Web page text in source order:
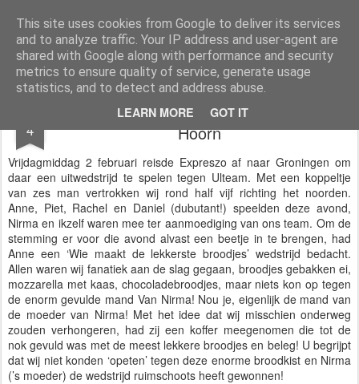
This site uses cookies from Google to deliver its services
and to analyze traffic. Your IP address and user-agent are
shared with Google along with performance and security
metrics to ensure quality of service, generate usage
statistics, and to detect and address abuse.
LEARN MORE GOT IT
Expreszo Theatersport De leukste theatersportgroep in Hoorn
Pages
4
Wedstrijd Ulteam Groningen- Expreszo
Hoorn
Vrijdagmiddag 2 februari reisde Expreszo af naar Groningen om
daar een uitwedstrijd te spelen tegen Ulteam. Met een koppeltje
van zes man vertrokken wij rond half vijf richting het noorden.
Anne, Piet, Rachel en Daniel (dubutant!) speelden deze avond,
Nirma en ikzelf waren mee ter aanmoediging van ons team. Om de
stemming er voor die avond alvast een beetje in te brengen, had
Anne een ‘Wie maakt de lekkerste broodjes’ wedstrijd bedacht.
Allen waren wij fanatiek aan de slag gegaan, broodjes gebakken ei,
mozzarella met kaas, chocoladebroodjes, maar niets kon op tegen
de enorm gevulde mand Van Nirma! Nou je, eigenlijk de mand van
de moeder van Nirma! Met het idee dat wij misschien onderweg
zouden verhongeren, had zij een koffer meegenomen die tot de
nok gevuld was met de meest lekkere broodjes en beleg! U begrijpt
dat wij niet konden ‘opeten’ tegen deze enorme broodkist en Nirma
(’s moeder) de wedstrijd ruimschoots heeft gewonnen!